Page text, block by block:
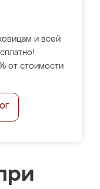
и всей
от стоимости